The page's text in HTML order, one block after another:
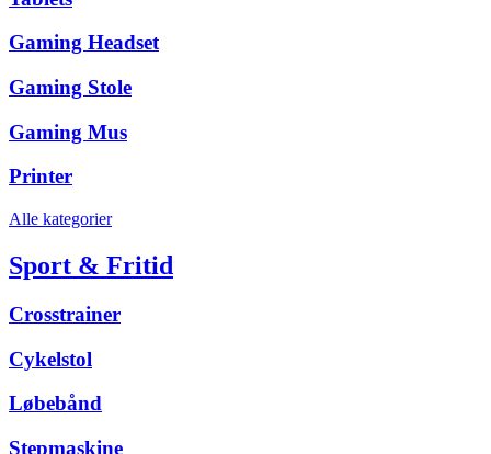
Gaming Headset
Gaming Stole
Gaming Mus
Printer
Alle kategorier
Sport & Fritid
Crosstrainer
Cykelstol
Løbebånd
Stepmaskine